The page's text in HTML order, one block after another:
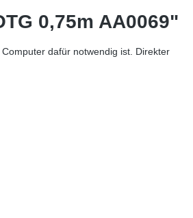
0,75m AA0069"
dafür notwendig ist. Direkter